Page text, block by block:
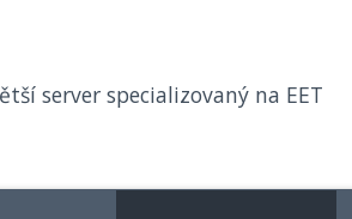
server specializovaný na EET